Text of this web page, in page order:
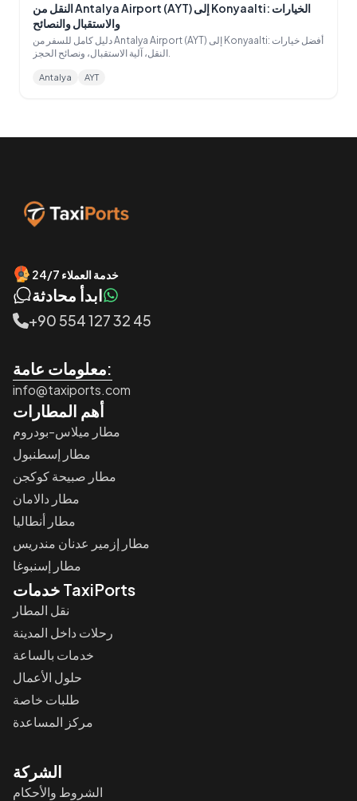
النقل من Antalya Airport (AYT) إلى Konyaalti: الخيارات
والاستقبال والنصائح
دليل كامل للسفر من Antalya Airport (AYT) إلى Konyaalti: أفضل خيارات
النقل، آلية الاستقبال، ونصائح الحجز.
Antalya AYT
خدمة العملاء 24/7
ابدأ محادثة
+90 554 127 32 45
معلومات عامة:
info@taxiports.com
أهم المطارات
مطار ميلاس-بودروم
مطار إسطنبول
مطار صبيحة كوكجن
مطار دالامان
مطار أنطاليا
مطار إزمير عدنان مندريس
مطار إسنبوغا
خدمات TaxiPorts
نقل المطار
رحلات داخل المدينة
خدمات بالساعة
حلول الأعمال
طلبات خاصة
مركز المساعدة
الشركة
الشروط والأحكام